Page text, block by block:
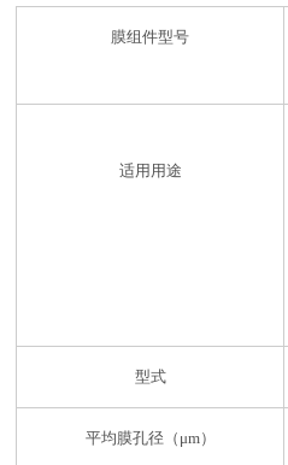
膜组件型号
适用用途
型式
平均膜孔径（μm）